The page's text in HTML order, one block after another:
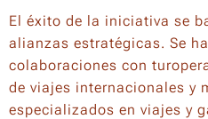
El éxito de la iniciativa se
alianzas estratégicas. Se
colaboraciones con
de viajes internacionales y
especializados en viajes y